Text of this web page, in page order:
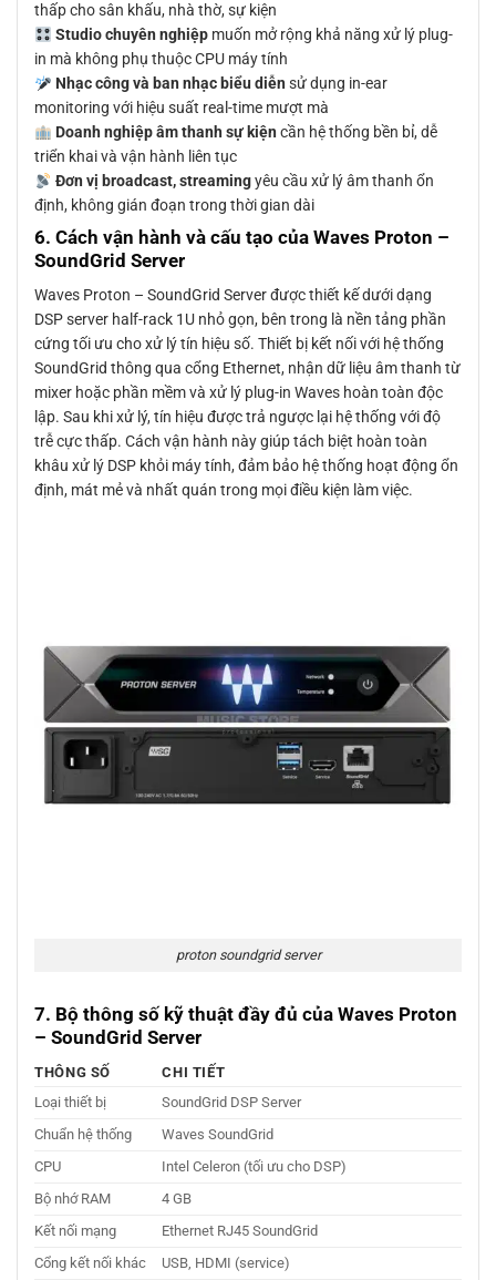
thấp cho sân khấu, nhà thờ, sự kiện
Studio chuyên nghiệpmuốn mở rộng khả năng xử lý plug-
in mà không phụ thuộc CPU máy tính
Nhạc công và ban nhạc biểu diễn sử dụng in-ear
monitoring với hiệu suất real-time mượt mà
Doanh nghiệp âm thanh sự kiện cần hệ thống bền bỉ, dễ
triển khai và vận hành liên tục
Đơn vị broadcast, streamingyêu cầu xử lý âm thanh ổn
định, không gián đoạn trong thời gian dài
6. Cách vận hành và cấu tạo của Waves Proton –
SoundGrid Server
Waves Proton – SoundGrid Server được thiết kế dưới dạng
DSP server half-rack 1U nhỏ gọn, bên trong là nền tảng phần
cứng tối ưu cho xử lý tín hiệu số. Thiết bị kết nối với hệ thống
SoundGrid thông qua cổng Ethernet, nhận dữ liệu âm thanh từ
mixer hoặc phần mềm và xử lý plug-in Waves hoàn toàn độc
lập. Sau khi xử lý, tín hiệu được trả ngược lại hệ thống với độ
trễ cực thấp. Cách vận hành này giúp tách biệt hoàn toàn
khâu xử lý DSP khỏi máy tính, đảm bảo hệ thống hoạt động ổn
định, mát mẻ và nhất quán trong mọi điều kiện làm việc.
proton soundgrid server
7. Bộ thông số kỹ thuật đầy đủ của Waves Proton
– SoundGrid Server
THÔNG SỐ
CHI TIẾT
Loại thiết bị
SoundGrid DSP Server
Chuẩn hệ thống
Waves SoundGrid
CPU
Intel Celeron (tối ưu cho DSP)
Bộ nhớ RAM
4 GB
Kết nối mạng
Ethernet RJ45 SoundGrid
Cổng kết nối khác
USB, HDMI (service)